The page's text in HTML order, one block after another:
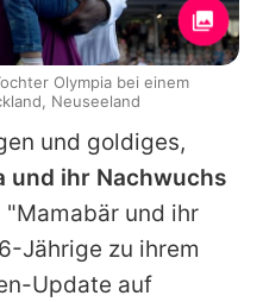
und goldiges,
und ihr Nachwuchs
"Mamabär und ihr
Jährige zu ihrem
Update auf
Olympia bei einem
Neuseeland